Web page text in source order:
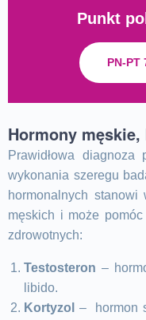
Punkt
PN-PT
Hormony
Prawidłowa diagnoza
wykonania szeregu
hormonalnych stanowi
męskich i może
zdrowotnych:
Testosteron –
libido.
Kortyzol
– hormon